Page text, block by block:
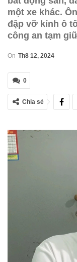
một xe khác.
đập vỡ kính ô
công an tạm
On Th8 12, 2024
0
Chia sẻ